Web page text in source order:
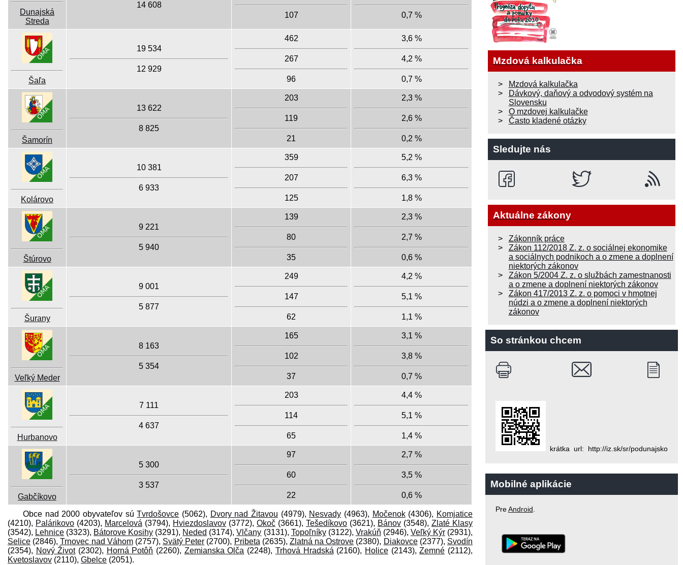
Dunajská
Streda
14 608
107 0,7 %
Šaľa
19 534
12 929
462
267
96
3,6 %
4,2 %
0,7 %
Šamorín
13 622
8 825
203
119
21
2,3 %
2,6 %
0,2 %
Kolárovo
10 381
6 933
359
207
125
5,2 %
6,3 %
1,8 %
Štúrovo
9 221
5 940
139
80
35
2,3 %
2,7 %
0,6 %
Šurany
9 001
5 877
249
147
62
4,2 %
5,1 %
1,1 %
Veľký Meder
8 163
5 354
165
102
37
3,1 %
3,8 %
0,7 %
Hurbanovo
7 111
4 637
203
114
65
4,4 %
5,1 %
1,4 %
Gabčíkovo
5 300
3 537
97
60
22
2,7 %
3,5 %
0,6 %
Obce nad 2000 obyvateľov súTvrdošovce (5062), Dvory nad Žitavou (4979), Nesvady (4963), Močenok(4306), Komjatice
(4210), Palárikovo (4203), Marcelová (3794), Hviezdoslavov(3772), Okoč(3661), Tešedíkovo(3621), Bánov(3548), Zlaté Klasy
(3542), Lehnice (3323), Bátorove Kosihy (3291), Neded (3174),Vlčany (3131), Topoľníky(3122), Vrakúň (2946), Veľký Kýr(2931),
Selice (2846),Trnovec nad Váhom(2757), Svätý Peter (2700), Pribeta (2635), Zlatná na Ostrove (2380), Diakovce(2377), Svodín
(2354), Nový Život(2302), Horná Potôň (2260), Zemianska Olča (2248), Trhová Hradská (2160), Holice(2143),Zemné (2112),
Kvetoslavov (2110), Gbelce (2051).
Mzdová kalkulačka
Mzdová kalkulačka
Dávkový, daňový a odvodový systém na
Slovensku
O mzdovej kalkulačke
Často kladené otázky
Sledujte nás
Aktuálne zákony
Zákonník práce
Zákon 112/2018 Z. z. o sociálnej ekonomike
a sociálnych podnikoch a o zmene a doplnení
niektorých zákonov
Zákon 5/2004 Z. z. o službách zamestnanosti
a o zmene a doplnení niektorých zákonov
Zákon 417/2013 Z. z. o pomoci v hmotnej
núdzi a o zmene a doplnení niektorých
zákonov
So stránkou chcem
krátka url: http://iz.sk/sr/podunajsko
Mobilné aplikácie
PreAndroid